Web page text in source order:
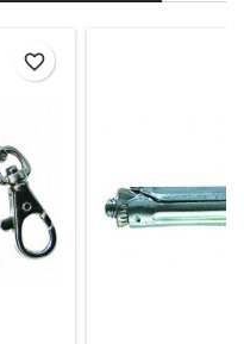
favorite_border